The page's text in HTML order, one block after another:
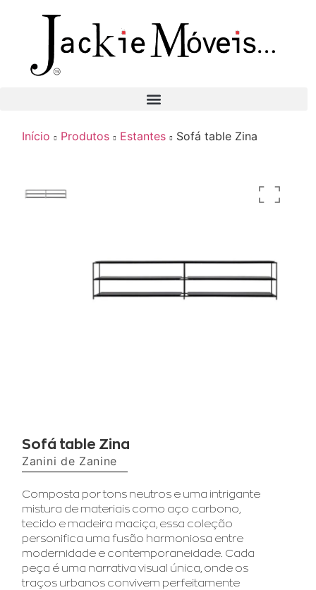
Início Produtos Estantes Sofá table Zina
Sofá table Zina
Zanini de Zanine
Composta por tons neutros e uma intrigante
mistura de materiais como aço carbono,
tecido e madeira maciça, essa coleção
personifica uma fusão harmoniosa entre
modernidade e contemporaneidade. Cada
peça é uma narrativa visual única, onde os
traços urbanos convivem perfeitamente